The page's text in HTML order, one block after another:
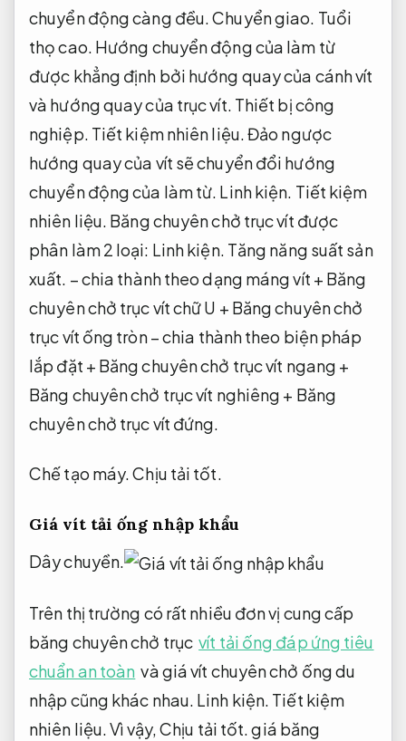
chuyển động càng đều.Chuyển giao. Tuổi
thọ cao. Hướng chuyển động của làm từ
được khẳng định bởi hướng quay của cánh vít
và hướng quay của trục vít. Thiết bị công
nghiệp. Tiết kiệm nhiên liệu.Đảo ngược
hướng quay của vít sẽ chuyển đổi hướng
chuyển động của làm từ. Linh kiện. Tiết kiệm
nhiên liệu. Băng chuyên chở trục vít được
phân làm 2 loại: Linh kiện. Tăng năng suất sản
xuất. – chia thành theo dạng máng vít + Băng
chuyên chở trục vít chữ U + Băng chuyên chở
trục vít ống tròn – chia thành theo biện pháp
lắp đặt + Băng chuyên chở trục vít ngang +
Băng chuyên chở trục vít nghiêng + Băng
chuyên chở trục vít đứng.
Chế tạo máy.Chịu tải tốt.
Giá vít tải ống nhập khẩu
Dây chuyền.
Trên thị trường có rất nhiều đơn vị cung cấp
băng chuyên chở trục vít tải ống đáp ứng tiêu
chuẩn an toàn và giá vít chuyên chở ống du
nhập cũng khác nhau. Linh kiện. Tiết kiệm
nhiên liệu.Vì vậy,Chịu tải tốt.giá băng